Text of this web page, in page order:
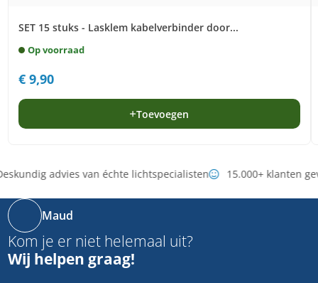
SET 15 stuks - Lasklem kabelverbinder door...
Op voorraad
€9,90
Toevoegen
advies van échte lichtspecialisten 15.000+ klanten
Maud
Kom je er niet helemaal uit?
Wij helpen graag!